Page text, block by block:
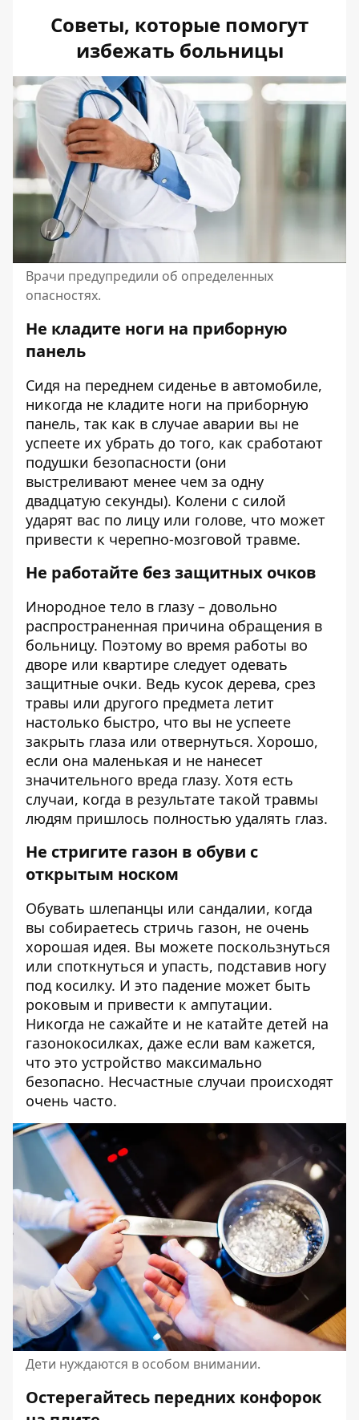
Советы, которые помогут
избежать больницы
Врачи предупредили об определенных
опасностях.
Не кладите ноги на приборную
панель
Сидя на переднем сиденье в автомобиле,
никогда не кладите ноги на приборную
панель, так как в случае аварии вы не
успеете их убрать до того, как сработают
подушки безопасности (они
выстреливают менее чем за одну
двадцатую секунды). Колени с силой
ударят вас по лицу или голове, что может
привести к черепно-мозговой травме.
Не работайте без защитных очков
Инородное тело в глазу – довольно
распространенная причина обращения в
больницу. Поэтому во время работы во
дворе или квартире следует одевать
защитные очки. Ведь кусок дерева, срез
травы или другого предмета летит
настолько быстро, что вы не успеете
закрыть глаза или отвернуться. Хорошо,
если она маленькая и не нанесет
значительного вреда глазу. Хотя есть
случаи, когда в результате такой травмы
людям пришлось полностью удалять глаз.
Не стригите газон в обуви с
открытым носком
Обувать шлепанцы или сандалии, когда
вы собираетесь стричь газон, не очень
хорошая идея. Вы можете поскользнуться
или споткнуться и упасть, подставив ногу
под косилку. И это падение может быть
роковым и привести к ампутации.
Никогда не сажайте и не катайте детей на
газонокосилках, даже если вам кажется,
что это устройство максимально
безопасно. Несчастные случаи происходят
очень часто.
Дети нуждаются в особом внимании.
Остерегайтесь передних конфорок